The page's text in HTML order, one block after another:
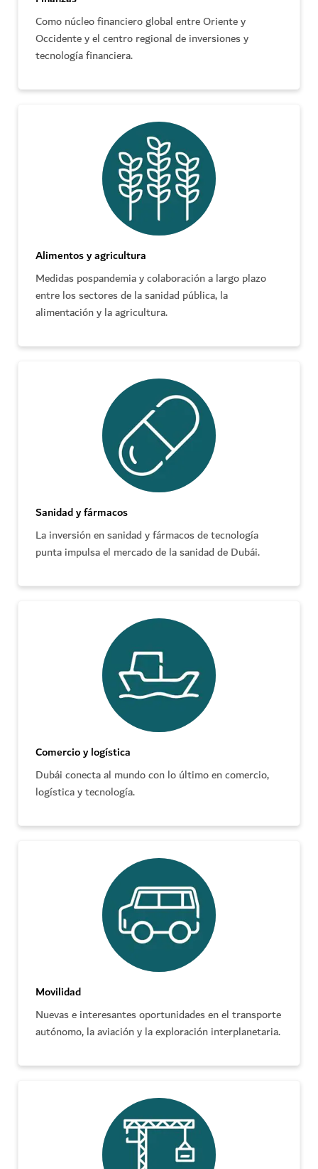
Como núcleo financiero global entre Oriente y
Occidente y el centro regional de inversiones y
tecnología financiera.
Alimentos y agricultura
Medidas pospandemia y colaboración a largo plazo
entre los sectores de la sanidad pública, la
alimentación y la agricultura.
Sanidad y fármacos
La inversión en sanidad y fármacos de tecnología
punta impulsa el mercado de la sanidad de Dubái.
Comercio y logística
Dubái conecta al mundo con lo último en comercio,
logística y tecnología.
Movilidad
Nuevas e interesantes oportunidades en el transporte
autónomo, la aviación y la exploración interplanetaria.